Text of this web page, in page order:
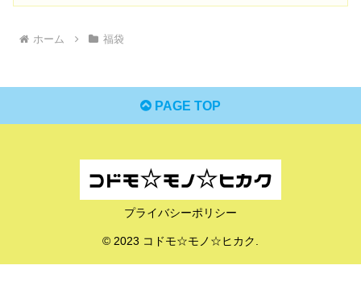
ホーム 福袋
PAGE TOP
プライバシーポリシー
© 2023 コドモ☆モノ☆ヒカク.